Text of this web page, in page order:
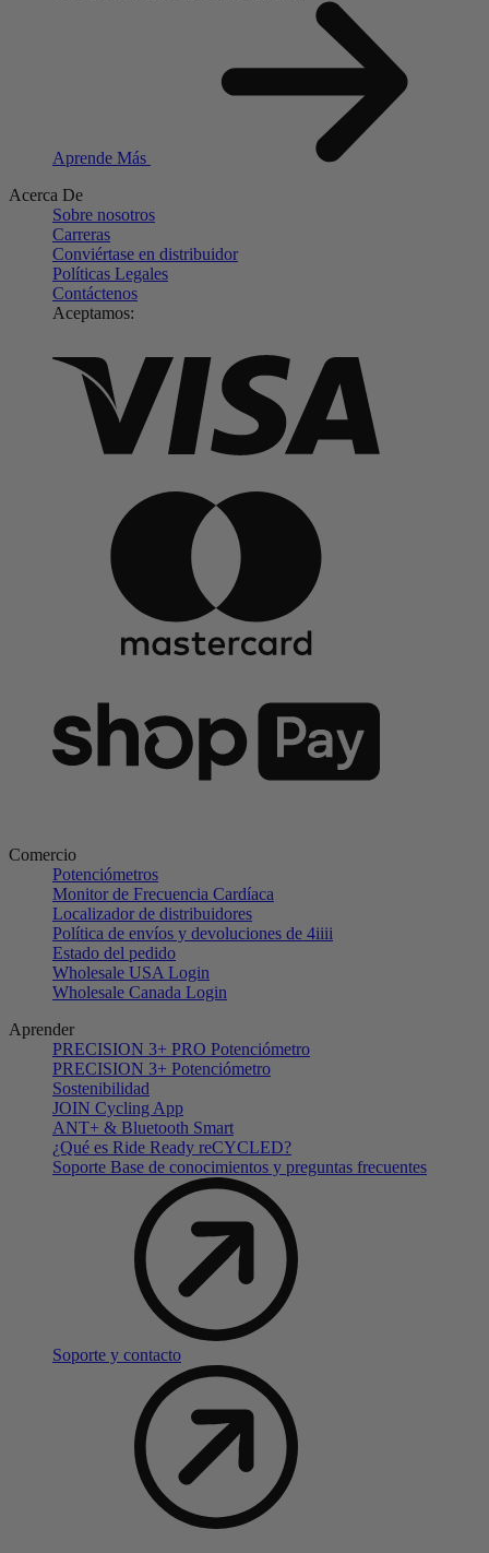
Aprende Más
Acerca De
Sobre nosotros
Carreras
Conviértase en distribuidor
Políticas Legales
Contáctenos
Aceptamos:
Comercio
Potenciómetros
Monitor de Frecuencia Cardíaca
Localizador de distribuidores
Política de envíos y devoluciones de 4iiii
Estado del pedido
Wholesale USA Login
Wholesale Canada Login
Aprender
PRECISION 3+ PRO Potenciómetro
PRECISION 3+ Potenciómetro
Sostenibilidad
JOIN Cycling App
ANT+ & Bluetooth Smart
¿Qué es Ride Ready reCYCLED?
Soporte Base de conocimientos y preguntas frecuentes
Soporte y contacto